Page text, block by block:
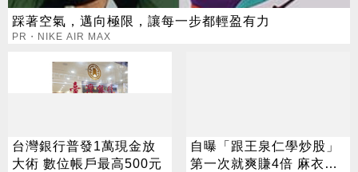
踩著空氣，邁向極限，讓每一步都輕盈有力
PR・NIKE AIR MAX
台灣銀行普發1萬現金放
大術 數位帳戶最高500元
自曝「跟王泉仁學炒股」
第一次就爽賺4倍 麻衣：